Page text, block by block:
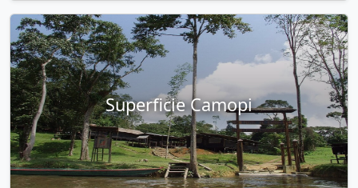
Superficie Camopi